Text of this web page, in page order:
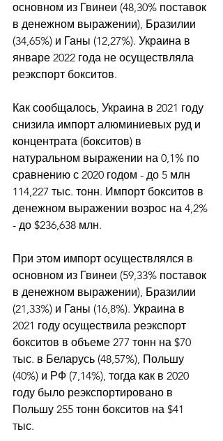
основном из Гвинеи (48,30% поставок
в денежном выражении), Бразилии
(34,65%) и Ганы (12,27%). Украина в
январе 2022 года не осуществляла
реэкспорт бокситов.
Как сообщалось, Украина в 2021 году
снизила импорт алюминиевых руд и
концентрата (бокситов) в
натуральном выражении на 0,1% по
сравнению с 2020 годом - до 5 млн
114,227 тыс. тонн. Импорт бокситов в
денежном выражении возрос на 4,2%
- до $236,638 млн.
При этом импорт осуществлялся в
основном из Гвинеи (59,33% поставок
в денежном выражении), Бразилии
(21,33%) и Ганы (16,8%). Украина в
2021 году осуществила реэкспорт
бокситов в объеме 277 тонн на $70
тыс. в Беларусь (48,57%), Польшу
(40%) и РФ (7,14%), тогда как в 2020
году было реэкспортировано в
Польшу 255 тонн бокситов на $41
тыс.